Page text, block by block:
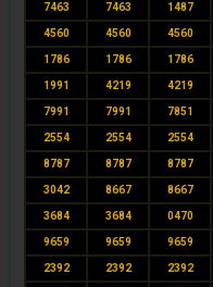
7463 7463 1487
4560 4560 4560
1786 1786 1786
1991 4219 4219
7991 7991 7851
2554 2554 2554
8787 8787 8787
3042 8667 8667
3684 3684 0470
9659 9659 9659
2392 2392 2392